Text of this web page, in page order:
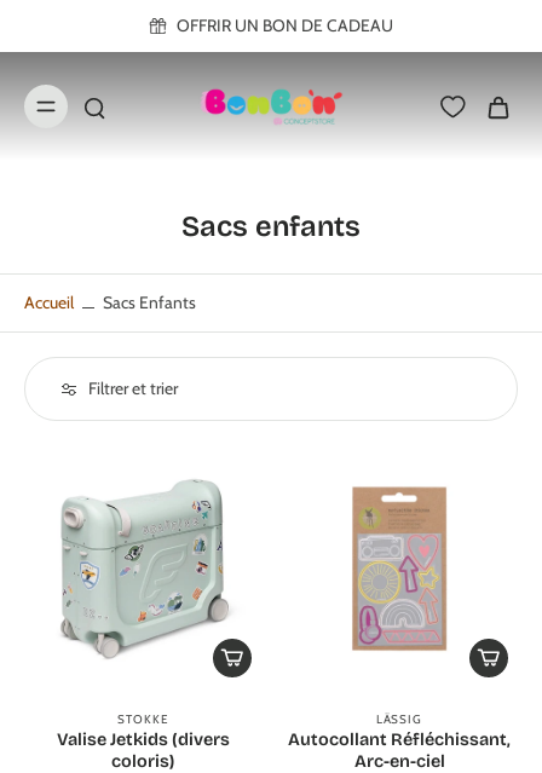
OFFRIR UN BON DE CADEAU
Sacs enfants
Accueil Sacs Enfants
Filtrer et trier
STOKKE
Valise Jetkids (divers
coloris)
LÄSSIG
Autocollant Réfléchissant,
Arc-en-ciel